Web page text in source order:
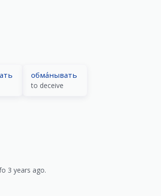
обма́нывать
to deceive
3 years ago.